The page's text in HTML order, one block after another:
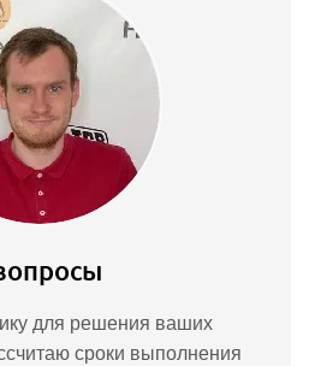
для решения ваших
сроки выполнения